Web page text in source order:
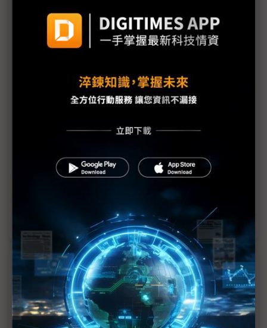
前進「美國製造」 面板雙虎都Say No
憂90天後挑戰更艱鉅 光學廠：客戶有意重談合約
關稅衝擊面板需求混沌 雙虎靜觀「後遺症」
Touch Taiwan下週開幕 電子紙、PLP、Micro LED
指路顯示業
關稅颶風來襲 友達「緊急應變」、群創籲「政策思
近７天熱門報導
MLCC訂單過熱、出貨比創高 村田示警全球AI基
建熱潮將趨緩